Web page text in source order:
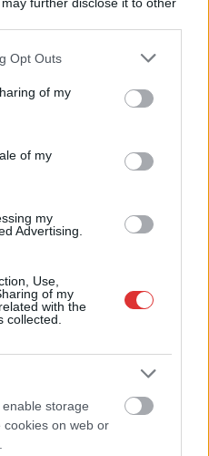
uses one or more Google
behaviour. You may click to
and its third-party tags to
purposes in below Google
Opt Outs
of my
of my
my
Advertising.
Use,
of my
with the
collected.
storage
cookies on web or
megyei szinten
az